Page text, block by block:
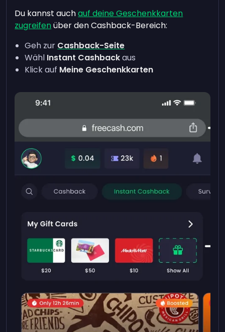
Du kannst auchauf deine Geschenkkarten
zugreifenüber den Cashback-Bereich:
Geh zur Cashback-Seite
Wähl Instant Cashbackaus
Klick auf Meine Geschenkkarten